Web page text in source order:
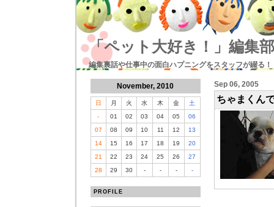
「ペット大好き！」編集
編集裏話や仕事中の面白ハプニングをスタッフが綴る！
November, 2010
日 月 火 水 木 金
土
-
01 02 03 04 05
06
07
08 09 10 11 12
13
14
15 16 17 18 19
20
21
22 23 24 25 26
27
28
29 30 - - - -
PROFILE
Sep 06, 2005
ちゃまくん